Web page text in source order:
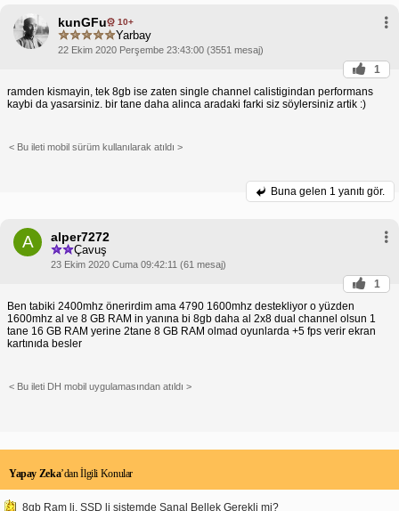
kunGFu 10+
Yarbay
22 Ekim 2020 Perşembe 23:43:00 (3551 mesaj)
1
ramden kismayin, tek 8gb ise zaten single channel calistigindan performans
kaybi da yasarsiniz. bir tane daha alinca aradaki farki siz söylersiniz artik :)
< Bu ileti mobil sürüm kullanılarak atıldı >
Buna gelen 1 yanıtı gör.
A alper7272
Çavuş
23 Ekim 2020 Cuma 09:42:11 (61 mesaj)
1
Ben tabiki 2400mhz önerirdim ama 4790 1600mhz destekliyor o yüzden
1600mhz al ve 8 GB RAM in yanına bi 8gb daha al 2x8 dual channel olsun 1
tane 16 GB RAM yerine 2tane 8 GB RAM olmad oyunlarda +5 fps verir ekran
kartınıda besler
< Bu ileti DH mobil uygulamasından atıldı >
Yapay Zeka’dan İlgili Konular
8gb Ram li, SSD li sistemde Sanal Bellek Gerekli mi?